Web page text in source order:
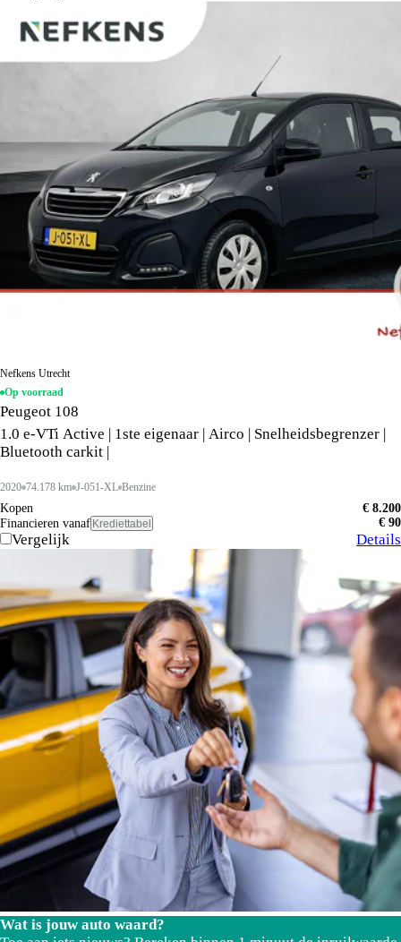
Nefkens Utrecht
Op voorraad
Peugeot 108
1.0 e-VTi Active | 1ste eigenaar | Airco | Snelheidsbegrenzer |
Bluetooth carkit |
2020 74.178 km J-051-XL Benzine
Kopen
€ 8.200
Financieren vanaf Krediettabel € 90
Vergelijk Details
Wat is jouw auto waard?